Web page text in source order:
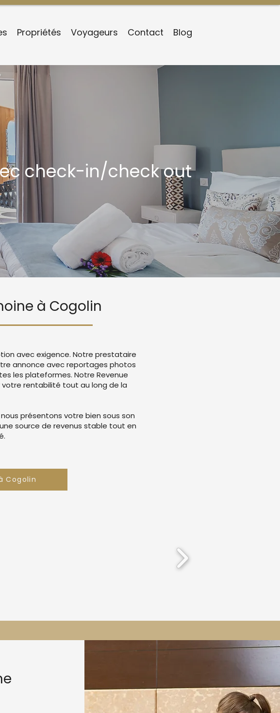
Propriétés Voyageurs Contact Blog
check-in/check out
à Cogolin
avec exigence. Notre prestataire
annonce avec reportages photos
les plateformes. Notre Revenue
rentabilité tout au long de la
présentons votre bien sous son
source de revenus stable tout en
Cogolin